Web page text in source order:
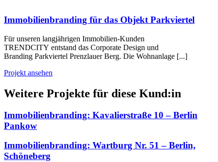
Immobilienbranding für das Objekt Parkviertel
Für unseren langjährigen Immobilien-Kunden
TRENDCITY entstand das Corporate Design und
Branding Parkviertel Prenzlauer Berg. Die Wohn­anlage [...]
Projekt ansehen
Weitere Projekte für diese Kund:in
Immobilienbranding: Kavalierstraße 10 – Berlin
Pankow
Immobilienbranding: Wartburg Nr. 51 – Berlin,
Schöneberg